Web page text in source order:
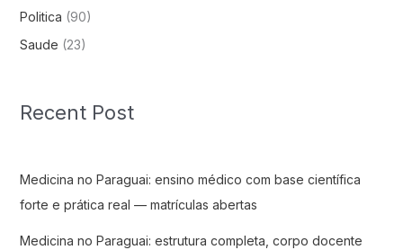
Politica (90)
Saude (23)
Recent Post
Medicina no Paraguai: ensino médico com base científica
forte e prática real — matrículas abertas
Medicina no Paraguai: estrutura completa, corpo docente